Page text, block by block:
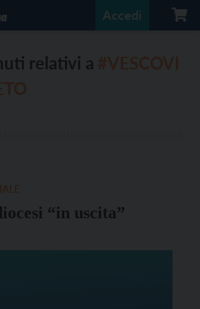
Accedi
relativi a
“in uscita”